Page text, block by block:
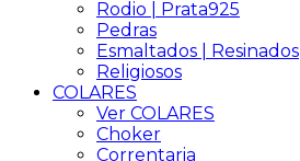
Rodio | Prata925
Pedras
Esmaltados | Resinados
Religiosos
COLARES
Ver COLARES
Choker
Correntaria